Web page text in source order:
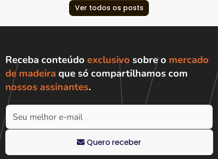
Ver todos os posts
Receba conteúdo exclusivo sobre o mercado
de madeira que só compartilhamos com
nossos assinantes.
Quero receber